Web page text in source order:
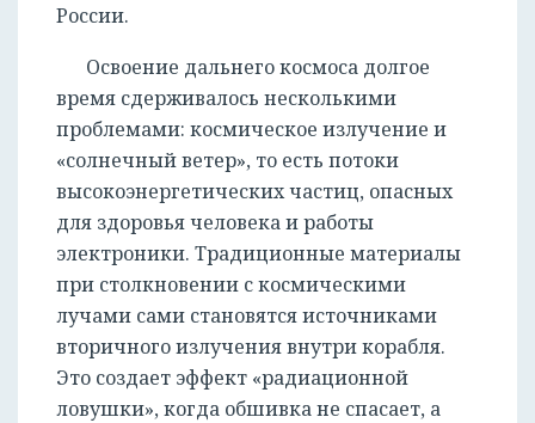
России.
Освоение дальнего космоса долгое
время сдерживалось несколькими
проблемами: космическое излучение и
«солнечный ветер», то есть потоки
высокоэнергетических частиц, опасных
для здоровья человека и работы
электроники. Традиционные материалы
при столкновении с космическими
лучами сами становятся источниками
вторичного излучения внутри корабля.
Это создает эффект «радиационной
ловушки», когда обшивка не спасает, а